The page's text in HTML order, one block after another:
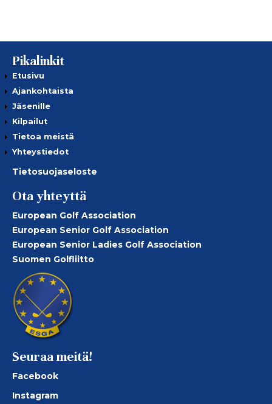
Pikalinkit
Etusivu
Ajankohtaista
Jäsenille
Kilpailut
Tietoa meistä
Yhteystiedot
Tietosuojaseloste
Ota yhteyttä
European Golf Association
European Senior Golf Association
European Senior Ladies Golf Association
Suomen Golfliitto
Seuraa meitä!
Facebook
Instagram